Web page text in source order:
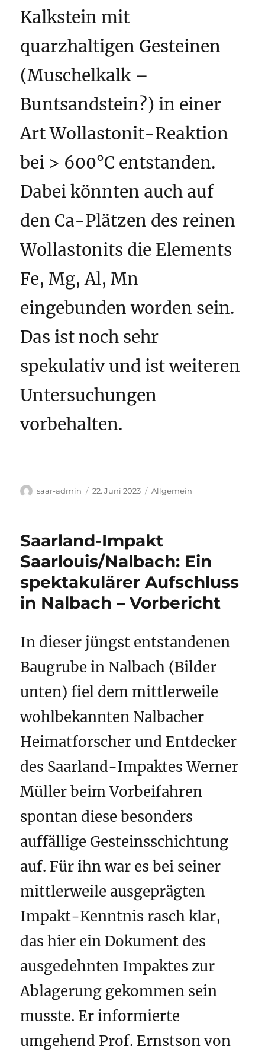
Kalkstein mit
quarzhaltigen Gesteinen
(Muschelkalk –
Buntsandstein?) in einer
Art Wollastonit-Reaktion
bei > 600°C entstanden.
Dabei könnten auch auf
den Ca-Plätzen des reinen
Wollastonits die Elements
Fe, Mg, Al, Mn
eingebunden worden sein.
Das ist noch sehr
spekulativ und ist weiteren
Untersuchungen
vorbehalten.
Autor
saar-admin
Veröffentlicht
22. Juni 2023 Kategorien
Allgemein
Saarland-Impakt
Saarlouis/Nalbach: Ein
spektakulärer Aufschluss
in Nalbach – Vorbericht
In dieser jüngst entstandenen
Baugrube in Nalbach (Bilder
unten) fiel dem mittlerweile
wohlbekannten Nalbacher
Heimatforscher und Entdecker
des Saarland-Impaktes Werner
Müller beim Vorbeifahren
spontan diese besonders
auffällige Gesteinsschichtung
auf. Für ihn war es bei seiner
mittlerweile ausgeprägten
Impakt-Kenntnis rasch klar,
das hier ein Dokument des
ausgedehnten Impaktes zur
Ablagerung gekommen sein
musste. Er informierte
umgehend Prof. Ernstson von